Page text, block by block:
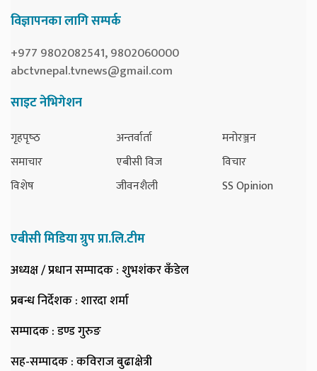
विज्ञापनका लागि सम्पर्क
+977 9802082541, 9802060000
abctvnepal.tvnews@gmail.com
साइट नेभिगेशन
गृहपृष्‍ठ
समाचार
विशेष
अन्तर्वार्ता
एबीसी विज
जीवनशैली
मनोरञ्जन
विचार
SS Opinion
एबीसी मिडिया ग्रुप प्रा.लि.टीम
अध्यक्ष / प्रधान सम्पादक: शुभशंकर कँडेल
प्रबन्ध निर्देशक: शारदा शर्मा
सम्पादक: डण्ड गुरुङ
सह-सम्पादक: कविराज बुढाक्षेत्री